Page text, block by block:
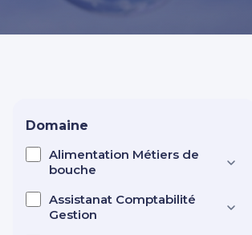
Nos centres
Domaine
Alimentation Métiers de
bouche
Assistanat Comptabilité
Gestion